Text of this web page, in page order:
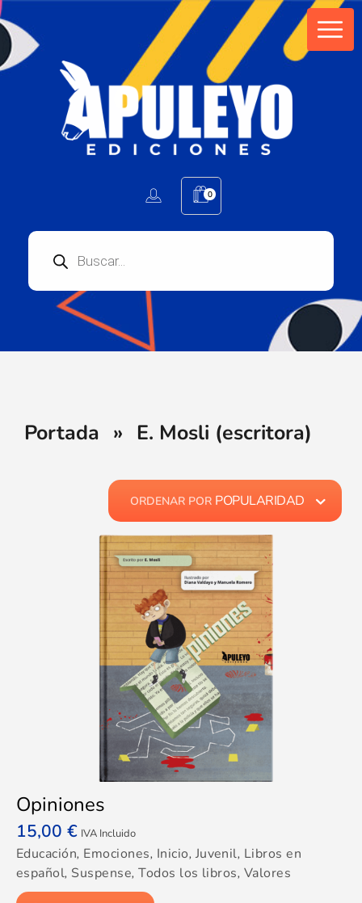
0
Portada » E. Mosli (escritora)
ORDENAR POR POPULARIDAD
Opiniones
15,00 € IVA Incluido
Educación, Emociones, Inicio, Juvenil, Libros en
español, Suspense,Todos los libros, Valores